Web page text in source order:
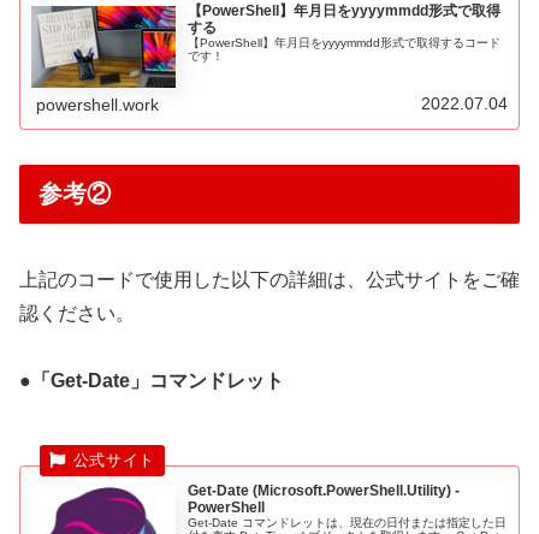
【PowerShell】年月日をyyyymmdd形式で取得
する
【PowerShell】年月日をyyyymmdd形式で取得するコード
です！
powershell.work 2022.07.04
参考②
上記のコードで使用した以下の詳細は、公式サイトをご確
認ください。
●「Get-Date」コマンドレット
Get-Date (Microsoft.PowerShell.Utility) -
PowerShell
Get-Date コマンドレットは、現在の日付または指定した日